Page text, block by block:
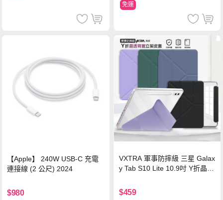
免運
【Apple】 240W USB-C 充電
連接線 (2 公尺) 2024
$980
VXTRA 軍事防摔級 三星 Galax
y Tab S10 Lite 10.9吋 Y折晶透
$459